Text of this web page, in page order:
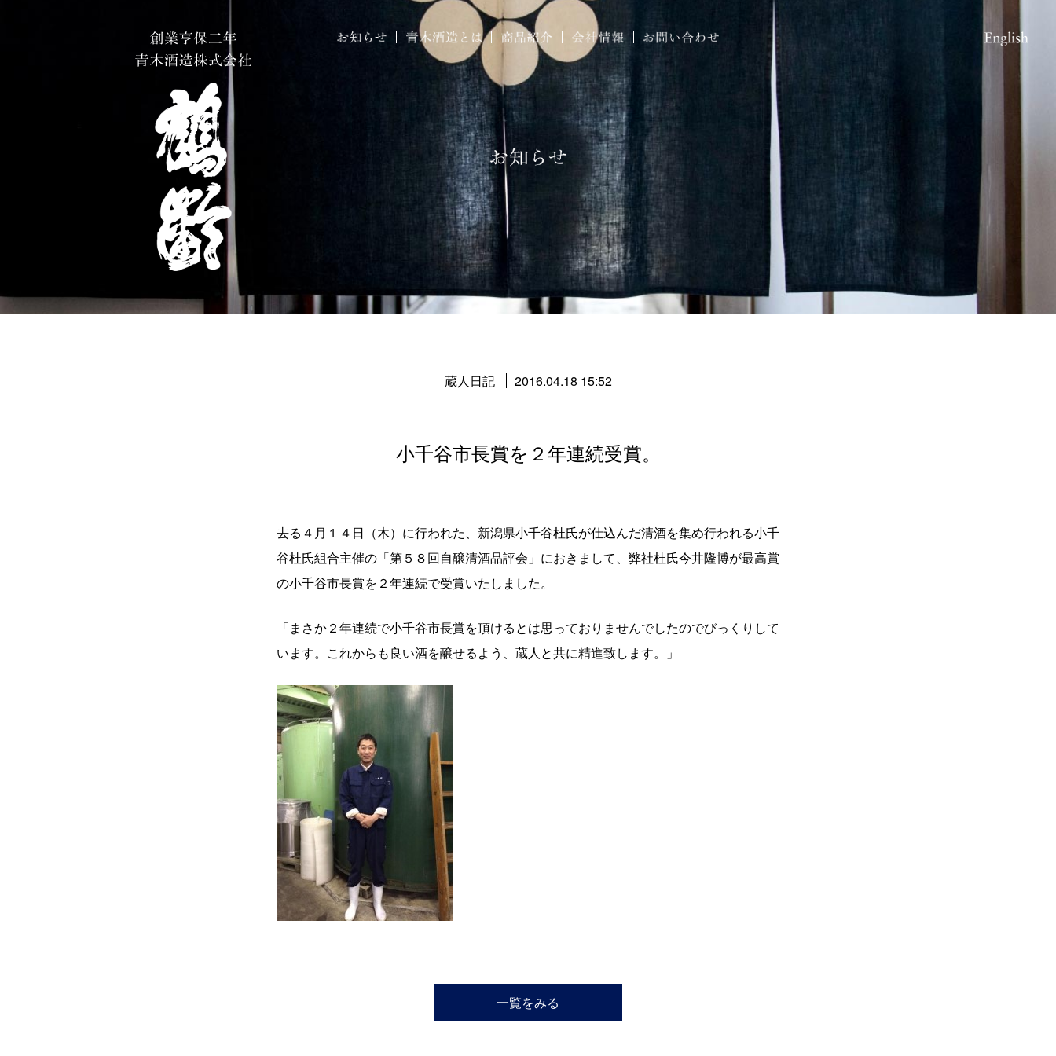
蔵人日記 2016.04.18 15:52
小千谷市長賞を２年連続受賞。
去る４月１４日（木）に行われた、新潟県小千谷杜氏が仕込んだ清酒を集め行われる小千
谷杜氏組合主催の「第５８回自醸清酒品評会」におきまして、弊社杜氏今井隆博が最高賞
の小千谷市長賞を２年連続で受賞いたしました。
「まさか２年連続で小千谷市長賞を頂けるとは思っておりませんでしたのでびっくりして
います。これからも良い酒を醸せるよう、蔵人と共に精進致します。」
一覧をみる